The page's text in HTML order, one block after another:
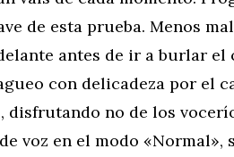
de esta prueba. Menos
antes de ir a burlar el
con delicadeza por el
no de los
voz en el modo «Normal»,